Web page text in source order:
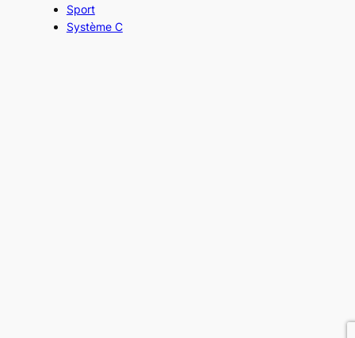
Sport
Système C